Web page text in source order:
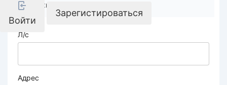
Войти
Зарегистироваться
Реквизиты компании
Л/с
Адрес